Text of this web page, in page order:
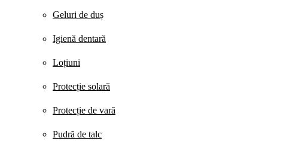
Geluri de duș
Igienă dentară
Loțiuni
Protecție solară
Protecție de vară
Pudră de talc